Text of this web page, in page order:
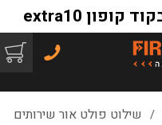
/ שילוט פולט אור שירותים